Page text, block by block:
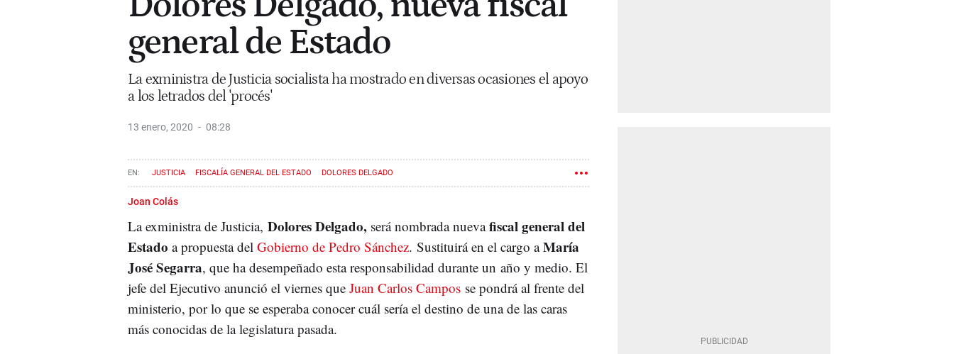
general de Estado
La exministra de Justicia socialista ha mostrado en diversas ocasiones el apoyo
a los letrados del 'procés'
13 enero, 2020 08:28
JUSTICIA FISCALÍA GENERAL DEL ESTADO DOLORES DELGADO
Joan Colás
La exministra de Justicia, Dolores Delgado, será nombrada nuevafiscal general del
Estado a propuesta del Gobierno de Pedro Sánchez. Sustituirá en el cargo aMaría
José Segarra, que ha desempeñado esta responsabilidad durante un año y medio. El
jefe del Ejecutivo anunció el viernes que Juan Carlos Campos se pondrá al frente del
ministerio, por lo que se esperaba conocer cuál sería el destino de una de las caras
más conocidas de la legislatura pasada.